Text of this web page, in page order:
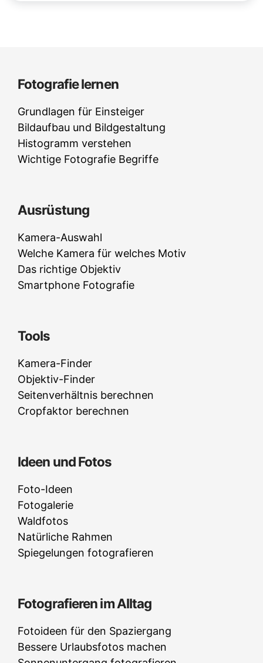
Fotografie lernen
Grundlagen für Einsteiger
Bildaufbau und Bildgestaltung
Histogramm verstehen
Wichtige Fotografie Begriffe
Ausrüstung
Kamera-Auswahl
Welche Kamera für welches Motiv
Das richtige Objektiv
Smartphone Fotografie
Tools
Kamera-Finder
Objektiv-Finder
Seitenverhältnis berechnen
Cropfaktor berechnen
Ideen und Fotos
Foto-Ideen
Fotogalerie
Waldfotos
Natürliche Rahmen
Spiegelungen fotografieren
Fotografieren im Alltag
Fotoideen für den Spaziergang
Bessere Urlaubsfotos machen